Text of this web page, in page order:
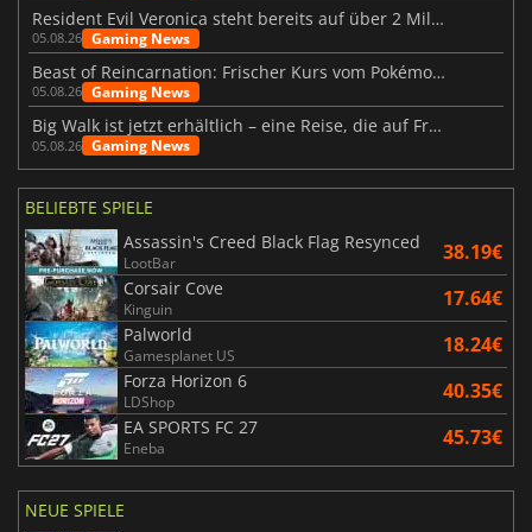
Resident Evil Veronica steht bereits auf über 2 Millionen Wunschlisten
05.08.26 Gaming News
Beast of Reincarnation: Frischer Kurs vom Pokémon-Studio
05.08.26 Gaming News
Big Walk ist jetzt erhältlich – eine Reise, die auf Freundschaft basiert
05.08.26 Gaming News
BELIEBTE SPIELE
Assassin's Creed Black Flag Resynced
LootBar 38.19€
Corsair Cove
Kinguin 17.64€
Palworld
Gamesplanet US 18.24€
Forza Horizon 6
LDShop 40.35€
EA SPORTS FC 27
Eneba 45.73€
NEUE SPIELE